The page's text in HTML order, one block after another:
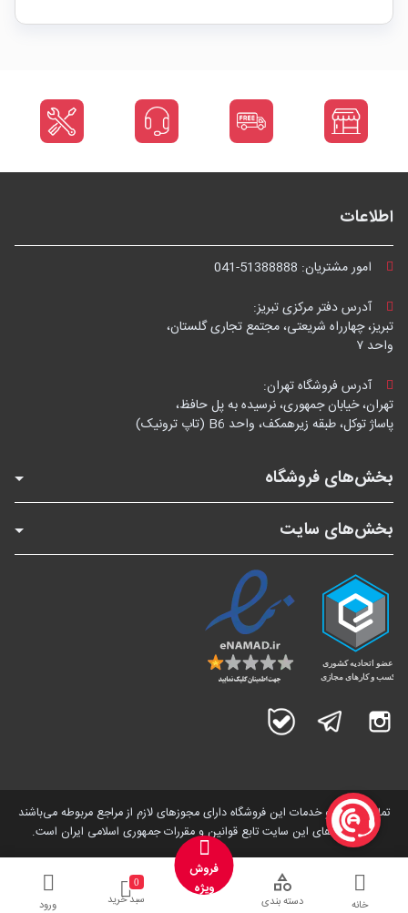
اطلاعات
امور مشتریان: 041-51388888
آدرس دفتر مرکزی تبریز:
تبریز، چهارراه شریعتی، مجتمع تجاری گلستان،
واحد ۷
آدرس فروشگاه تهران:
تهران، خیابان جمهوری، نرسیده به پل حافظ،
پاساژ توکل، طبقه زیرهمکف، واحد B6 (تاپ ترونیک)
بخش‌های فروشگاه
بخش‌های سایت
اینستاگرام تلگرام
تمامی کالاها و خدمات این فروشگاه دارای مجوز‌های لازم از مراجع مربوطه می‌باشند
و فعالیت های این سایت تابع قوانین و مقررات جمهوری اسلامی ایران است.
خانه دسته بندی
فروش
ویژه
0
سبد خرید ورود